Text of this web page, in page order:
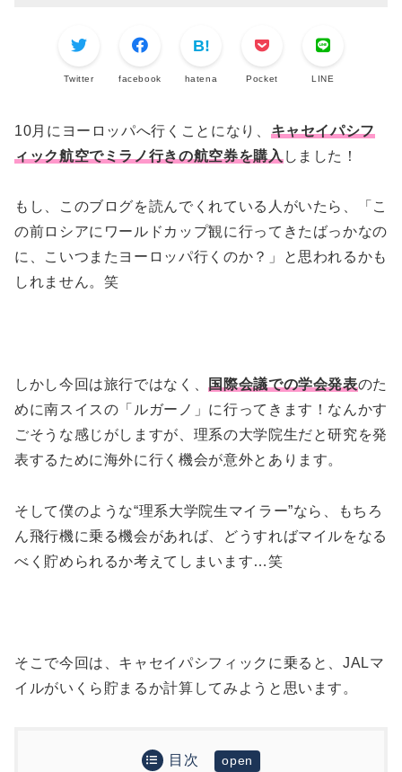
Twitter facebook hatena Pocket LINE
10月にヨーロッパへ行くことになり、 キャセイパシフ
ィック航空でミラノ行きの航空券を購入しました！
もし、このブログを読んでくれている人がいたら、「こ
の前ロシアにワールドカップ観に行ってきたばっかなの
に、こいつまたヨーロッパ行くのか？」と思われるかも
しれません。笑
しかし今回は旅行ではなく、国際会議での学会発表のた
めに南スイスの「ルガーノ」に行ってきます！なんかす
ごそうな感じがしますが、理系の大学院生だと研究を発
表するために海外に行く機会が意外とあります。
そして僕のような“理系大学院生マイラー”なら、もちろ
ん飛行機に乗る機会があれば、どうすればマイルをなる
べく貯められるか考えてしまいます…笑
そこで今回は、キャセイパシフィックに乗ると、JALマ
イルがいくら貯まるか計算してみようと思います。
目次